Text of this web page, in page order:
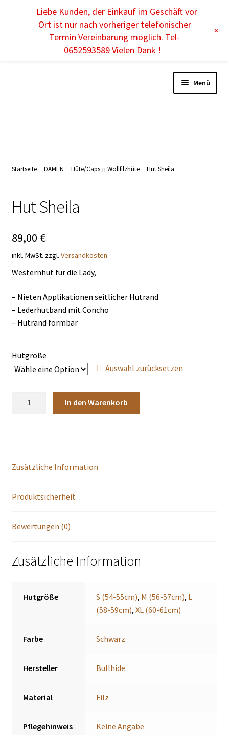
Menü
ACCESSOIRES
THEMENWELTEN
DE EN
Startseite DAMEN Hüte/Caps Wollfilzhüte Hut Sheila
Hut Sheila
89,00 €
inkl. MwSt. zzgl. Versandkosten
Westernhut für die Lady,
– Nieten Applikationen seitlicher Hutrand
– Lederhutband mit Concho
– Hutrand formbar
Hutgröße
Auswahl zurücksetzen
In den Warenkorb
Zusätzliche Information
Produktsicherheit
Bewertungen (0)
Zusätzliche Information
Hutgröße S (54-55cm), M (56-57cm), L
(58-59cm),XL (60-61cm)
Farbe Schwarz
Hersteller Bullhide
Material Filz
Pflegehinweis Keine Angabe
Liebe Kunden, der Einkauf im Geschäft vor
Ort ist nur nach vorheriger telefonischer
Termin Vereinbarung möglich. Tel-
0652593589 Vielen Dank !
+
DE